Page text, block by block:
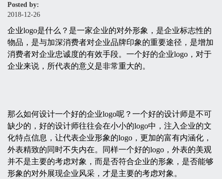
Posted by:
2018-12-26
企业logo是什么？是一家企业的对外形象，是企业标志性的
物品，是与加深消费者对企业品牌印象的重要途径，是增加
消费者对企业忠诚度的有效手段。一个好的企业logo，对于
企业来说，所代表的意义是非常重大的。
那么如何设计一个好的企业logo呢？一个好的设计师是不可
缺少的，好的设计师往往会在小小的logo中，注入企业的文
化特点信息，让代表企业形象的logo，更加的富有内涵化，
外表精致的同时不失内在。同样一个好的logo，外表的美观
并不是主要的考虑对象，而是否符合企业的形象，是否能够
形象的对外展现企业风采，才是主要的考虑对象。